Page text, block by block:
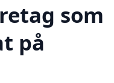
som
på